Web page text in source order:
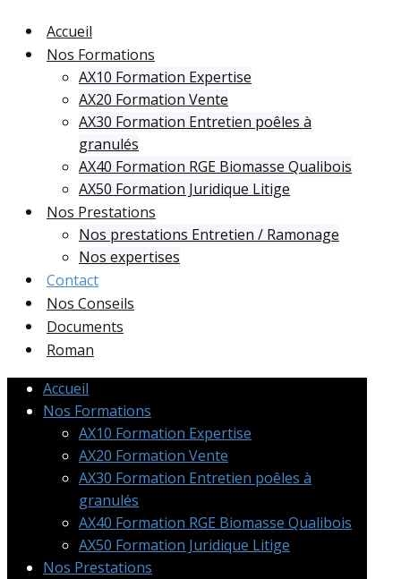
Accueil
Nos Formations
AX10 Formation Expertise
AX20 Formation Vente
AX30 Formation Entretien poêles à
granulés
AX40 Formation RGE Biomasse Qualibois
AX50 Formation Juridique Litige
Nos Prestations
Nos prestations Entretien / Ramonage
Nos expertises
Contact
Nos Conseils
Documents
Roman
Accueil
Nos Formations
AX10 Formation Expertise
AX20 Formation Vente
AX30 Formation Entretien poêles à
granulés
AX40 Formation RGE Biomasse Qualibois
AX50 Formation Juridique Litige
Nos Prestations